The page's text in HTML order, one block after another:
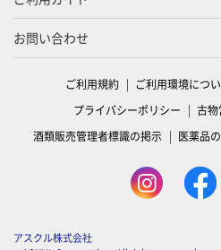
お問い合わせ
ご利用規約 ご利用環境につ
プライバシーポリシー
古物
酒類販売管理者標識の掲示
医薬品
アスクル株式会社